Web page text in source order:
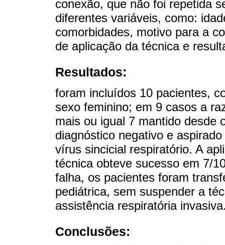
conexão, que não foi repetida
diferentes variáveis, como:
comorbidades, motivo para a
de aplicação da técnica e
Resultados:
foram incluídos 10 pacientes,
sexo feminino; em 9 casos a
mais ou igual 7 mantido desde
diagnóstico negativo e
vírus sincicial respiratório. A
técnica obteve sucesso em 7/
falha, os pacientes foram
pediátrica, sem suspender a
assistência respiratória
Conclusões: